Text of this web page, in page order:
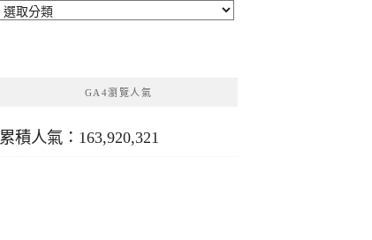
分
GA4瀏覽人氣
累積人氣：163,920,321